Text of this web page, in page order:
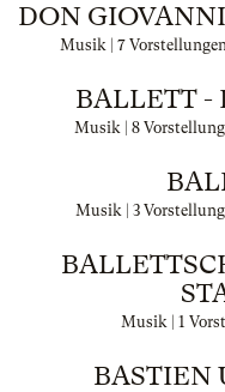
DON
Musik | 7
BALLETT -
Musik | 8
Musik | 3
Musik | 1
BASTIEN